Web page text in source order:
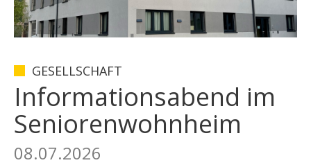
GESELLSCHAFT
Informationsabend im
Seniorenwohnheim
08.07.2026